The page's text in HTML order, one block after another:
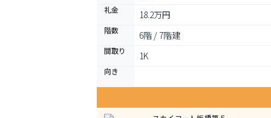
礼金 18.2万円
階数 6階 / 7階建
間取り 1K
向き